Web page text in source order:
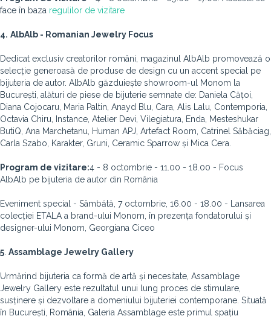
face în baza regulilor de vizitare
4. AlbAlb - Romanian Jewelry Focus
Dedicat exclusiv creatorilor români, magazinul AlbAlb promovează o
selecție generoasă de produse de design cu un accent special pe
bijuteria de autor. AlbAlb găzduiește showroom-ul Monom la
București, alături de piese de bijuterie semnate de: Daniela Cățoi,
Diana Cojocaru, Maria Paltin, Anayd Blu, Cara, Alis Lalu, Contemporia,
Octavia Chiru, Instance, Atelier Devi, Vilegiatura, Enda, Mesteshukar
ButiQ, Ana Marchetanu, Human APJ, Artefact Room, Catrinel Săbăciag,
Carla Szabo, Karakter, Gruni, Ceramic Sparrow și Mica Cera.
Program de vizitare:4 - 8 octombrie - 11.00 - 18.00 - Focus
AlbAlb pe bijuteria de autor din România
Eveniment special - Sâmbătă, 7 octombrie, 16.00 - 18.00 - Lansarea
colecției ETALA a brand-ului Monom, în prezența fondatorului și
designer-ului Monom, Georgiana Ciceo
5 Assamblage Jewelry Gallery
Urmărind bijuteria ca formă de artă și necesitate, Assamblage
Jewelry Gallery este rezultatul unui lung proces de stimulare,
susținere și dezvoltare a domeniului bijuteriei contemporane. Situată
în București, România, Galeria Assamblage este primul spațiu